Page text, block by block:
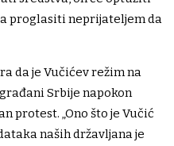
proglasiti neprijateljem da
da je Vučićev režim na
Srbije napokon
protest. „Ono što je Vučić
naših državljana je